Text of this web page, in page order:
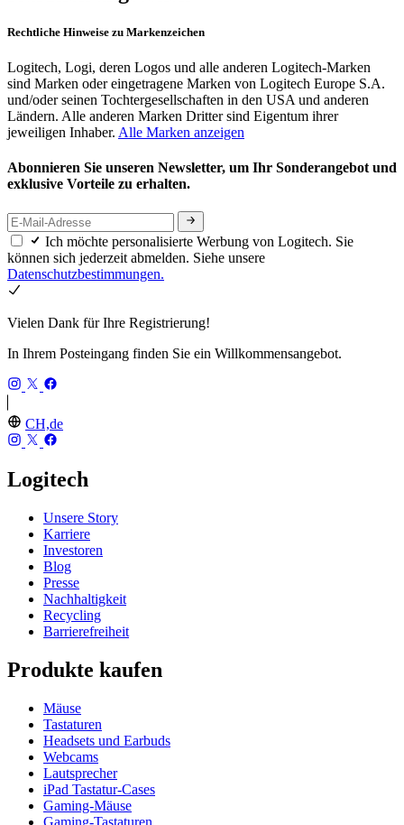
Rechtliche Hinweise zu Markenzeichen
Logitech, Logi, deren Logos und alle anderen Logitech-Marken
sind Marken oder eingetragene Marken von Logitech Europe S.A.
und/oder seinen Tochtergesellschaften in den USA und anderen
Ländern. Alle anderen Marken Dritter sind Eigentum ihrer
jeweiligen Inhaber. Alle Marken anzeigen
Abonnieren Sie unseren Newsletter, um Ihr Sonderangebot und
exklusive Vorteile zu erhalten.
Ich möchte personalisierte Werbung von Logitech. Sie
können sich jederzeit abmelden. Siehe unsere
Datenschutzbestimmungen.
Vielen Dank für Ihre Registrierung!
In Ihrem Posteingang finden Sie ein Willkommensangebot.
CH,de
Logitech
Unsere Story
Karriere
Investoren
Blog
Presse
Nachhaltigkeit
Recycling
Barrierefreiheit
Produkte kaufen
Mäuse
Tastaturen
Headsets und Earbuds
Webcams
Lautsprecher
iPad Tastatur-Cases
Gaming-Mäuse